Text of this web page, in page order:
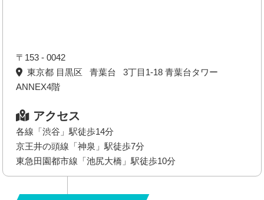
〒153 - 0042
東京都 目黒区 青葉台 3丁目1‐18 青葉台タワー
ANNEX4階
アクセス
各線「渋谷」駅徒歩14分
京王井の頭線「神泉」駅徒歩7分
東急田園都市線「池尻大橋」駅徒歩10分